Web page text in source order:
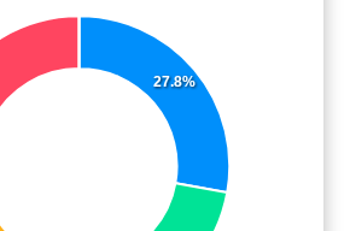
27.8%